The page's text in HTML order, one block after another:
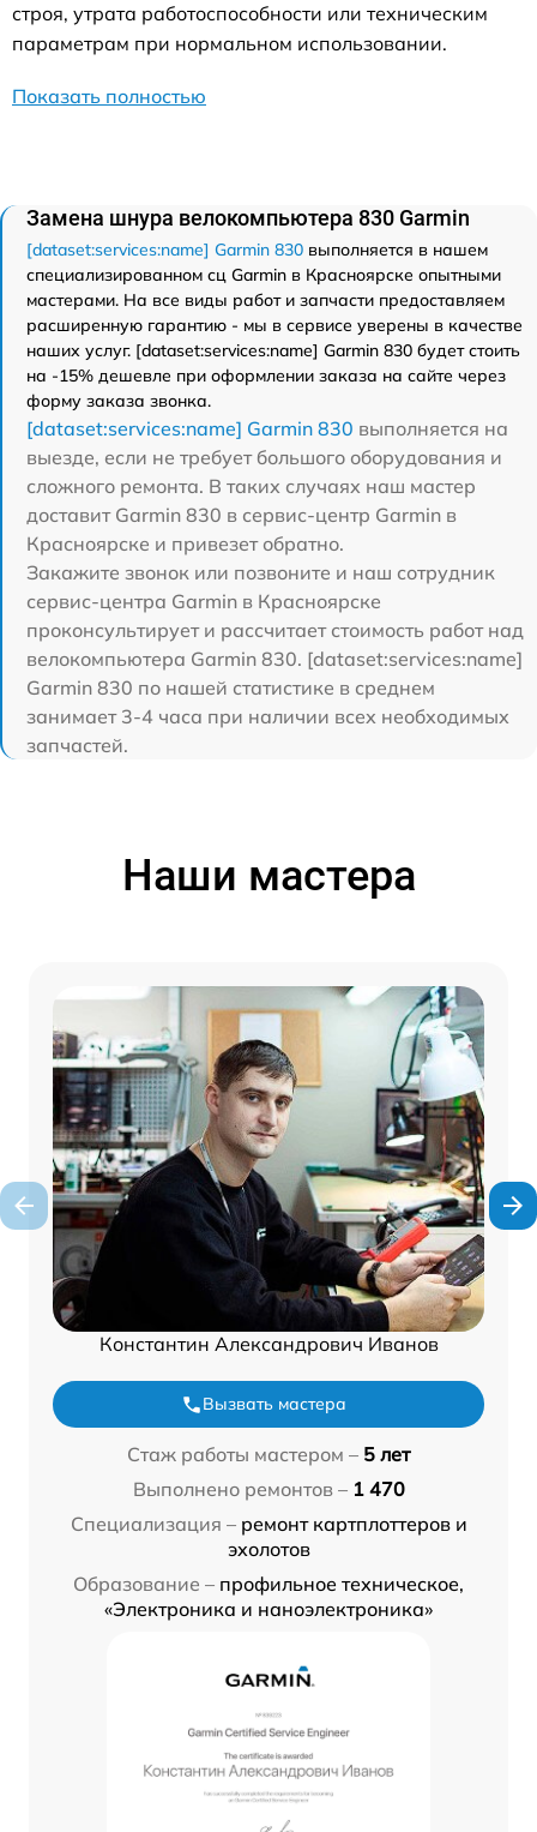
строя, утрата работоспособности или техническим
параметрам при нормальном использовании.
Показать полностью
Замена шнура велокомпьютера 830 Garmin
[dataset:services:name] Garmin 830 выполняется в нашем
специализированном сц Garmin в Красноярске опытными
мастерами. На все виды работ и запчасти предоставляем
расширенную гарантию - мы в сервисе уверены в качестве
наших услуг. [dataset:services:name] Garmin 830 будет стоить
на -15% дешевле при оформлении заказа на сайте через
форму заказа звонка.
[dataset:services:name] Garmin 830 выполняется на
выезде, если не требует большого оборудования и
сложного ремонта. В таких случаях наш мастер
доставит Garmin 830 в сервис-центр Garmin в
Красноярске и привезет обратно.
Закажите звонок или позвоните и наш сотрудник
сервис-центра Garmin в Красноярске
проконсультирует и рассчитает стоимость работ над
велокомпьютера Garmin 830. [dataset:services:name]
Garmin 830 по нашей статистике в среднем
занимает 3-4 часа при наличии всех необходимых
запчастей.
Наши мастера
Константин Александрович Иванов
Вызвать мастера
Стаж работы мастером – 5 лет
Выполнено ремонтов – 1 470
Специализация – ремонт картплоттеров и
эхолотов
Образование – профильное техническое,
«Электроника и наноэлектроника»